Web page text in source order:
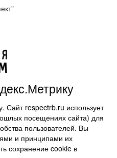
д.48 корп.1, офис 307
Сайт respectrb.ru использует
посещениях сайта) для
пользователей. Вы
и принципами их
сохранение cookie в